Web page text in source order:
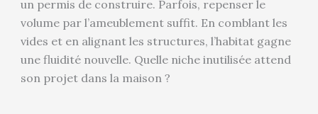
un permis de construire. Parfois, repenser le
volume par l’ameublement suffit. En comblant les
vides et en alignant les structures, l’habitat gagne
une fluidité nouvelle. Quelle niche inutilisée attend
son projet dans la maison ?